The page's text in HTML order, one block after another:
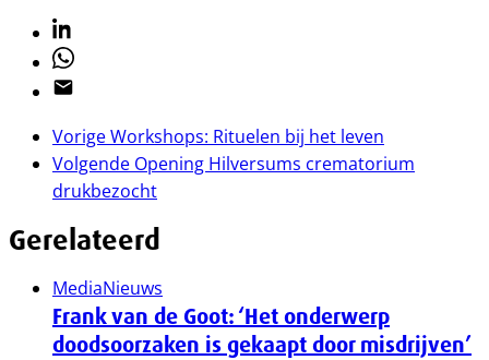
Linkedin
Whatsapp
Email
VorigeWorkshops: Rituelen bij het leven
Volgende Opening Hilversums crematorium
drukbezocht
Gerelateerd
MediaNieuws
Frank van de Goot: ‘Het onderwerp
doodsoorzaken is gekaapt door misdrijven’